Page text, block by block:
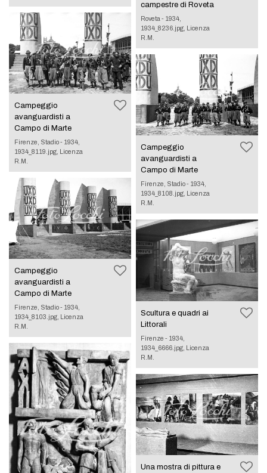
Campeggio
avanguardisti a
Campo di Marte
Firenze, Stadio - 1934,
1934_8119.jpg, Licenza
R.M.
Campeggio
avanguardisti a
Campo di Marte
Firenze, Stadio - 1934,
1934_8103.jpg, Licenza
R.M.
campestre di Roveta
Roveta - 1934,
1934_8236.jpg, Licenza
R.M.
Campeggio
avanguardisti a
Campo di Marte
Firenze, Stadio - 1934,
1934_8108.jpg, Licenza
R.M.
Scultura e quadri ai
Littorali
Firenze - 1934,
1934_6666.jpg, Licenza
R.M.
Una mostra di pittura e